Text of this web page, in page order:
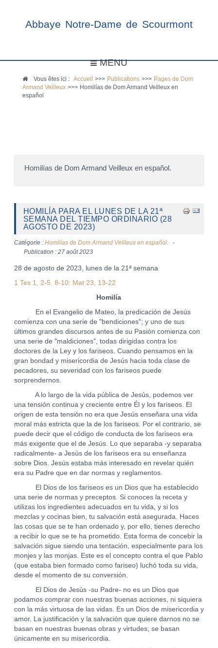
Abbaye Notre-Dame de Scourmont
MENU
Vous êtes ici :Accueil >>> Publications >>> Pages de Dom
Armand Veilleux >>> Homilías de Dom Armand Veilleux en
español
Homilías de Dom Armand Veilleux en español.
HOMILÍA PARA EL LUNES DE LA 21ª
SEMANA DEL TIEMPO ORDINARIO (28
AGOSTO DE 2023)
Catégorie : Homilías de Dom Armand Veilleux en español.
Publication : 27 août 2023
28 de agosto de 2023, lunes de la 21ª semana
1 Tes 1, 2-5. 8-10: Mat 23, 13-22
Homilía
En el Evangelio de Mateo, la predicación de Jesús
comienza con una serie de "bendiciones"; y uno de sus
últimos grandes discursos antes de su Pasión comienza con
una serie de "maldiciones", todas dirigidas contra los
doctores de la Ley y los fariseos. Cuando pensamos en la
gran bondad y misericordia de Jesús hacia toda clase de
pecadores, su severidad con los fariseos puede
sorprendernos.
A lo largo de la vida pública de Jesús, podemos ver
una tensión continua y creciente entre Él y los fariseos. El
origen de esta tensión no era que Jesús enseñara una vida
moral más estricta que la de los fariseos. Por el contrario, se
puede decir que el código de conducta de los fariseos era
más exigente que el de Jesús. Lo que separaba -y separaba
radicalmente- a Jesús de los fariseos era su enseñanza
sobre Dios. Jesús estaba más interesado en revelar quién
era su Padre que en dar normas y reglamentos.
El Dios de los fariseos es un Dios que ha establecido
una serie de normas y preceptos. Si conoces la receta y
utilizas los ingredientes adecuados en tu vida, y si los
mezclas y cocinas bien, tu salvación está asegurada. Haces
las cosas que se te han ordenado y, por ello, tienes derecho
a recibir lo que se te ha prometido. Esta forma de concebir la
salvación sigue siendo una tentación, especialmente para los
monjes y las monjas. Este es el concepto contra el que Pablo
(que estaba bien formado como fariseo) luchó toda su vida,
desde el momento de su conversión.
El Dios de Jesús -su Padre- no es un Dios que
podamos comprar con nuestras buenas acciones, ni siquiera
con la más virtuosa de las vidas. Es un Dios de misericordia y
amor. La justificación y la salvación que quiere darnos no se
basan en nuestras buenas obras y virtudes; se basan
únicamente en su misericordia.